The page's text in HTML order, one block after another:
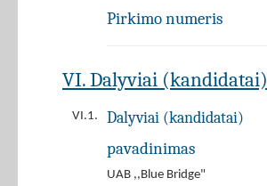
Pirkimo numeris
VI. Dalyviai (kandidatai)
VI.1. Dalyviai (kandidatai)
pavadinimas
UAB ,,Blue Bridge"